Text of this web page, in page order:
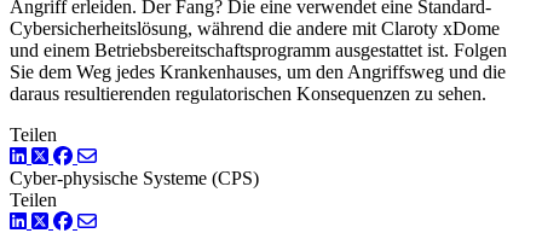
Angriff erleiden. Der Fang? Die eine verwendet eine Standard-
Cybersicherheitslösung, während die andere mit Claroty xDome
und einem Betriebsbereitschaftsprogramm ausgestattet ist. Folgen
Sie dem Weg jedes Krankenhauses, um den Angriffsweg und die
daraus resultierenden regulatorischen Konsequenzen zu sehen.
Teilen
LinkedIn
TwitterFacebook
Cyber-physische Systeme (CPS)
Teilen
LinkedIn
TwitterFacebook